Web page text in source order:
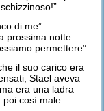
di me”
prossima notte
permettere”
il suo carico era
Stael aveva
era una ladra
poi così male.